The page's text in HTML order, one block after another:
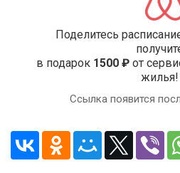
Поделитесь
в подарок 1500 ₽от
жилья!
Ссылка появится